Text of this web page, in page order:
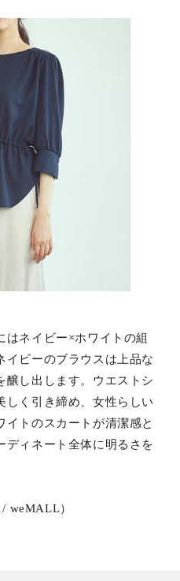
ネイビー×ホワイトの組
イビーのブラウスは上品な
醸し出します。ウエストシ
しく引き締め、女性らしい
イトのスカートが清潔感と
ディネート全体に明るさを
weMALL）